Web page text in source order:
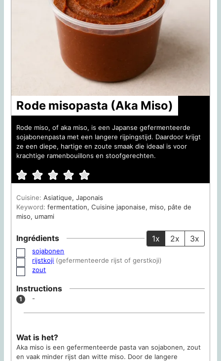
Rode misopasta (Aka Miso)
Rode miso, of aka miso, is een Japanse gefermenteerde
sojabonenpasta met een langere rijpingstijd. Daardoor krijgt
ze een diepe, hartige en zoute smaak die ideaal is voor
krachtige ramenbouillons en stoofgerechten.
Cuisine:Asiatique, Japonais
Keyword:fermentation, Cuisine japonaise, miso, pâte de
miso, umami
Ingrédients 1x 2x 3x
▢
sojabonen
▢
rijstkoji (gefermenteerde rijst of gerstkoji)
▢
zout
Instructions
-
Wat is het?
Aka miso is een gefermenteerde pasta van sojabonen, zout
en vaak minder rijst dan witte miso. Door de langere